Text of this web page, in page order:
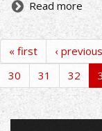
Read more
« first ‹ previous
30
31 32